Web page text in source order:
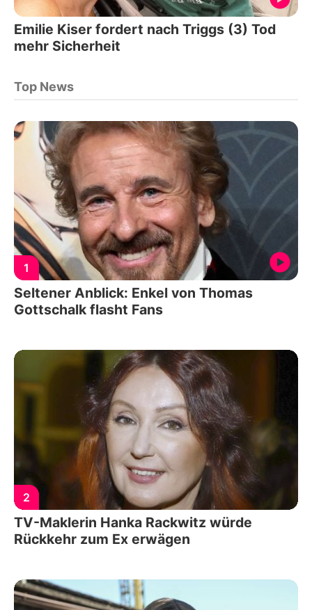
Emilie Kiser fordert nach Triggs (3) Tod
mehr Sicherheit
Top News
1
Seltener Anblick: Enkel von Thomas
Gottschalk flasht Fans
2
TV-Maklerin Hanka Rackwitz würde
Rückkehr zum Ex erwägen